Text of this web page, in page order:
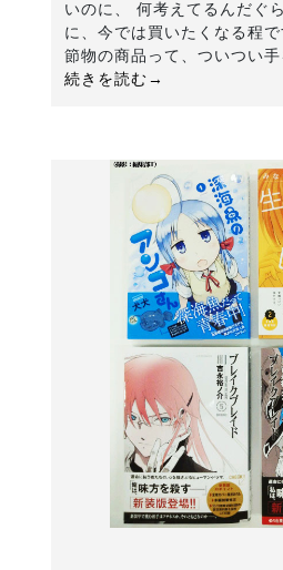
いのに、 何考えてるんだぐ
に、今では買いたくなる程
節物の商品って、ついつい
続きを読む→